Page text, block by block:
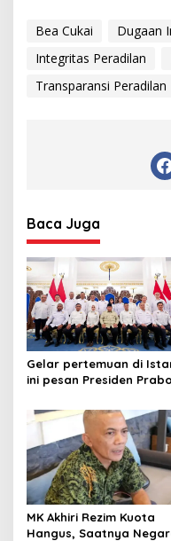
Bea Cukai
Dugaan
Integritas Peradilan
Transparansi Peradilan
Baca Juga
Gelar pertemuan di
ini pesan Presiden
MK Akhiri Rezim Kuota
Hangus, Saatnya